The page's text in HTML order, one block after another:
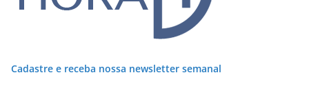
Cadastre e receba nossa newsletter semanal